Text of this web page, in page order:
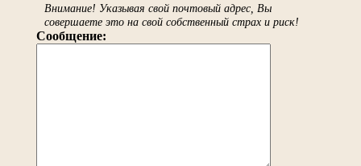
Внимание! Указывая свой почтовый адрес, Вы
совершаете это на свой собственный страх и риск!
Сообщение: